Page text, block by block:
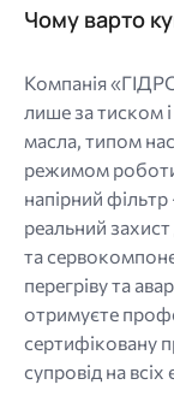
Чому варто
Компанія
лише за тиском
масла, типом
режимом
напірний
реальний
та
перегріву та
отримуєте
сертифіковану
супровід на всіх